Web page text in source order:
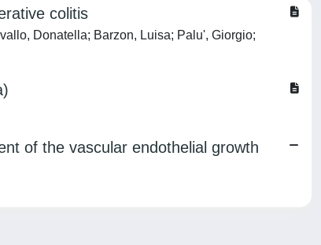
colitis
Donatella; Barzon, Luisa; Palu', Giorgio;
of the vascular endothelial growth